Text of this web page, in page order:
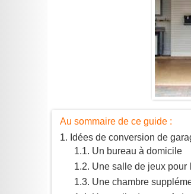
Au sommaire de ce guide :
Idées de conversion de
Un bureau à domicile
Une salle de jeux pour
Une chambre